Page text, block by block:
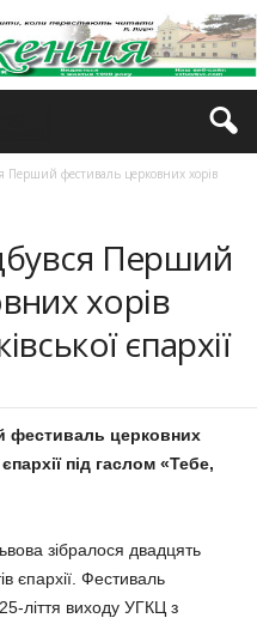
Перший фестиваль церковних хорів
Перший
хорів
єпархії
фестиваль церковних
під гаслом «Тебе,
зібралося двадцять
єпархії. Фестиваль
ліття виходу УГКЦ з